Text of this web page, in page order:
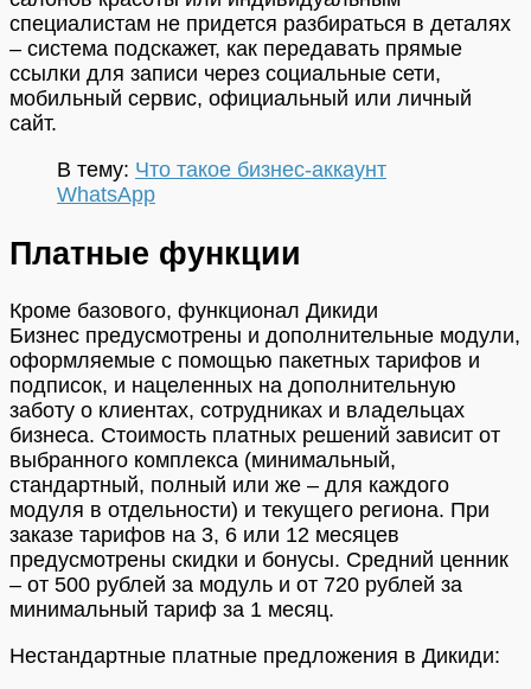
специалистам не придется разбираться в деталях
– система подскажет, как передавать прямые
ссылки для записи через социальные сети,
мобильный сервис, официальный или личный
сайт.
В тему: Что такое бизнес-аккаунт
WhatsApp
Платные функции
Кроме базового, функционал Дикиди
Бизнес предусмотрены и дополнительные модули,
оформляемые с помощью пакетных тарифов и
подписок, и нацеленных на дополнительную
заботу о клиентах, сотрудниках и владельцах
бизнеса. Стоимость платных решений зависит от
выбранного комплекса (минимальный,
стандартный, полный или же – для каждого
модуля в отдельности) и текущего региона. При
заказе тарифов на 3, 6 или 12 месяцев
предусмотрены скидки и бонусы. Средний ценник
– от 500 рублей за модуль и от 720 рублей за
минимальный тариф за 1 месяц.
Нестандартные платные предложения в Дикиди: